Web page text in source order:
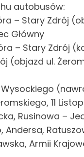
autobusów:
– Stary Zdrój
Główny
– Stary Zdrój
(objazd ul.
11
Rusinowa –
Andersa,
Armii